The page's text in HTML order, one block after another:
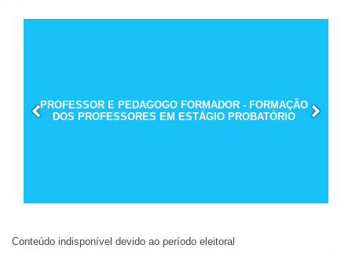
PROFESSOR E PEDAGOGO FORMADOR - FORMAÇÃO
DOS PROFESSORES EM ESTÁGIO PROBATÓRIO
Conteúdo indisponível devido ao período eleitoral